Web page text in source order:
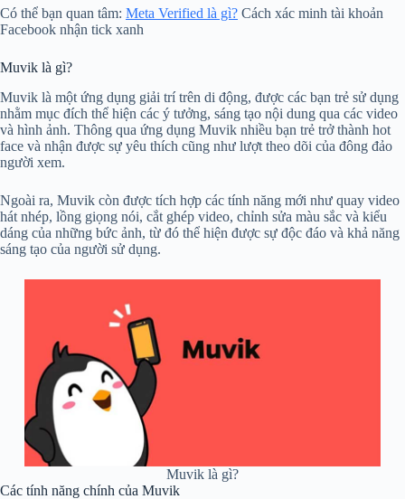
Có thể bạn quan tâm: Meta Verified là gì? Cách xác minh tài khoản
Facebook nhận tick xanh
Muvik là gì?
Muvik là một ứng dụng giải trí trên di động, được các bạn trẻ sử dụng
nhằm mục đích thể hiện các ý tưởng, sáng tạo nội dung qua các video
và hình ảnh. Thông qua ứng dụng Muvik nhiều bạn trẻ trở thành hot
face và nhận được sự yêu thích cũng như lượt theo dõi của đông đảo
người xem.
Ngoài ra, Muvik còn được tích hợp các tính năng mới như quay video
hát nhép, lồng giọng nói, cắt ghép video, chỉnh sửa màu sắc và kiểu
dáng của những bức ảnh, từ đó thể hiện được sự độc đáo và khả năng
sáng tạo của người sử dụng.
Muvik là gì?
Các tính năng chính của Muvik